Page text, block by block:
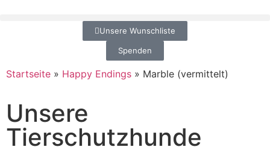
Unsere Wunschliste
Spenden
Startseite » Happy Endings » Marble (vermittelt)
Unsere
Tierschutzhunde